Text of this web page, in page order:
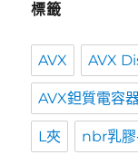
標籤
AVX AVX
AVX鉭質電容
L夾 nbr乳